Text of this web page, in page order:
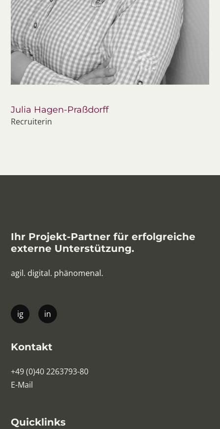
Julia Hagen-Praßdorff
Recruiterin
Ihr Projekt-Partner für erfolgreiche
externe Unterstützung.
agil. digital. phänomenal.
Kontakt
+49 (0)40 2263793-80
E-Mail
Quicklinks